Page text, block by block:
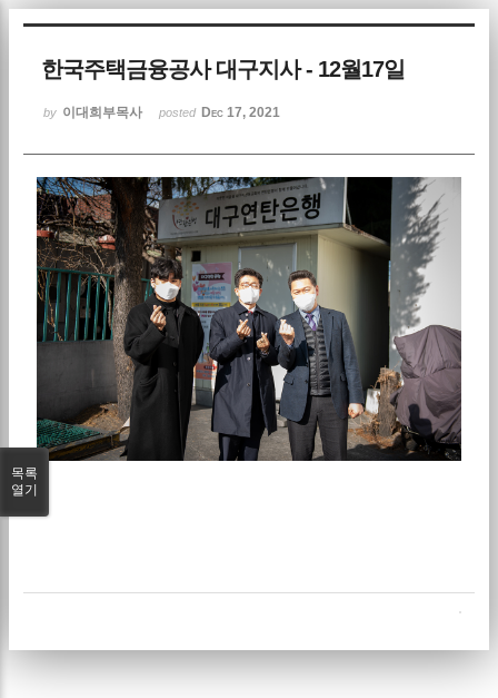
한국주택금융공사 대구지사 - 12월17일
by 이대희부목사 posted Dec 17, 2021
목록
열기
Sketchbook5, 스케치북5
Sketchbook5, 스케치북5